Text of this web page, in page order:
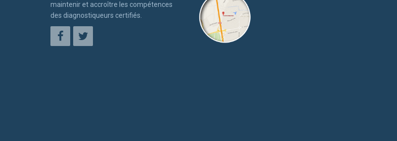
maintenir et accroître les compétences
des diagnostiqueurs certifiés.